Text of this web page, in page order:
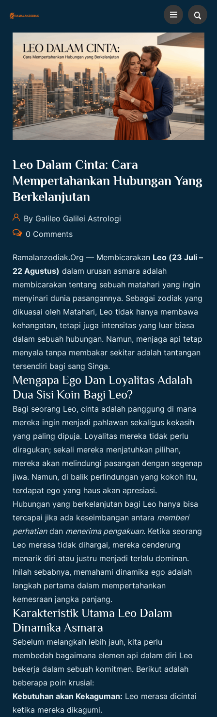
Leo Dalam Cinta: Cara
Mempertahankan Hubungan Yang
Berkelanjutan
By Galileo Galilei Astrologi
0 Comments
Ramalanzodiak.org — Membicarakan Leo (23 Juli –
22 Agustus) dalam urusan asmara adalah
membicarakan tentang sebuah matahari yang ingin
menyinari dunia pasangannya. Sebagai zodiak yang
dikuasai oleh Matahari, Leo tidak hanya membawa
kehangatan, tetapi juga intensitas yang luar biasa
dalam sebuah hubungan. Namun, menjaga api tetap
menyala tanpa membakar sekitar adalah tantangan
tersendiri bagi sang Singa.
Mengapa Ego Dan Loyalitas Adalah
Dua Sisi Koin Bagi Leo?
Bagi seorang Leo, cinta adalah panggung di mana
mereka ingin menjadi pahlawan sekaligus kekasih
yang paling dipuja. Loyalitas mereka tidak perlu
diragukan; sekali mereka menjatuhkan pilihan,
mereka akan melindungi pasangan dengan segenap
jiwa. Namun, di balik perlindungan yang kokoh itu,
terdapat ego yang haus akan apresiasi.
Hubungan yang berkelanjutan bagi Leo hanya bisa
tercapai jika ada keseimbangan antara memberi
perhatiandan menerima pengakuan. Ketika seorang
Leo merasa tidak dihargai, mereka cenderung
menarik diri atau justru menjadi terlalu dominan.
Inilah sebabnya, memahami dinamika ego adalah
langkah pertama dalam mempertahankan
kemesraan jangka panjang.
Karakteristik Utama Leo Dalam
Dinamika Asmara
Sebelum melangkah lebih jauh, kita perlu
membedah bagaimana elemen api dalam diri Leo
bekerja dalam sebuah komitmen. Berikut adalah
beberapa poin krusial:
Kebutuhan akan Kekaguman: Leo merasa dicintai
ketika mereka dikagumi.